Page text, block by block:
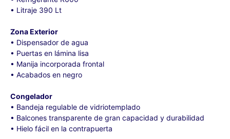
• Litraje 390 Lt
Zona Exterior
• Dispensador de agua
• Puertas en lámina lisa
• Manija incorporada frontal
• Acabados en negro
Congelador
• Bandeja regulable de vidriotemplado
• Balcones transparente de gran capacidad y durabilidad
• Hielo fácil en la contrapuerta